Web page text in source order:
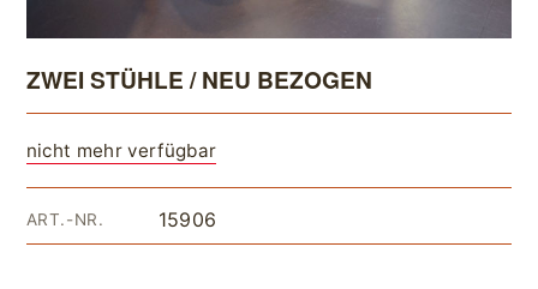
ZWEI STÜHLE / NEU BEZOGEN
nicht mehr verfügbar
ART.-NR. 15906